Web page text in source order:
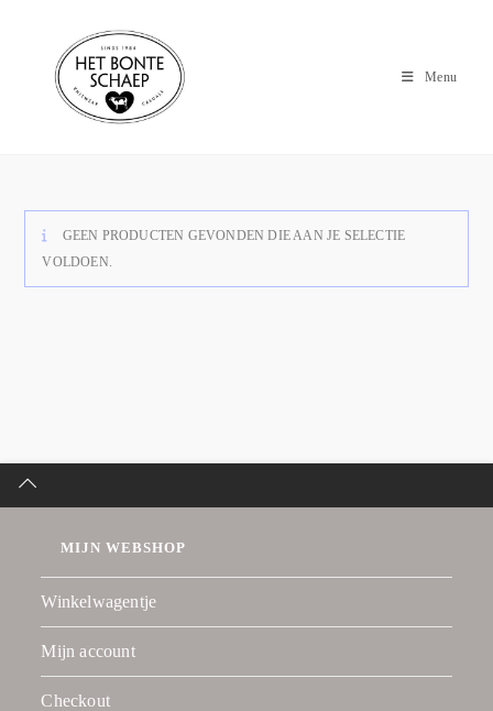
Menu
GEEN PRODUCTEN GEVONDEN DIE AAN JE SELECTIE
VOLDOEN.
MIJN WEBSHOP
Winkelwagentje
Mijn account
Checkout